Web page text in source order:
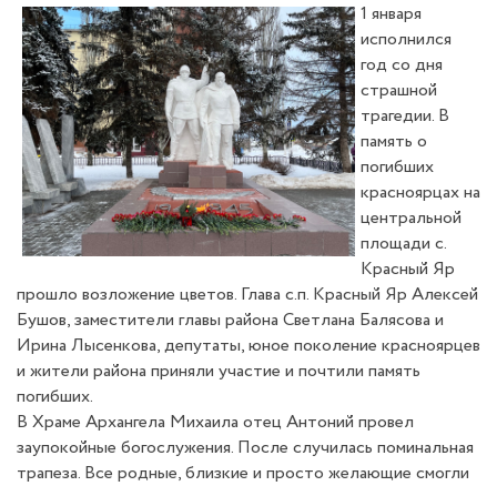
1 января
исполнился
год со дня
страшной
трагедии. В
память о
погибших
красноярцах на
центральной
площади с.
Красный Яр
прошло возложение цветов. Глава с.п. Красный Яр Алексей
Бушов, заместители главы района Светлана Балясова и
Ирина Лысенкова, депутаты, юное поколение красноярцев
и жители района приняли участие и почтили память
погибших.
В Храме Архангела Михаила отец Антоний провел
заупокойные богослужения. После случилась поминальная
трапеза. Все родные, близкие и просто желающие смогли